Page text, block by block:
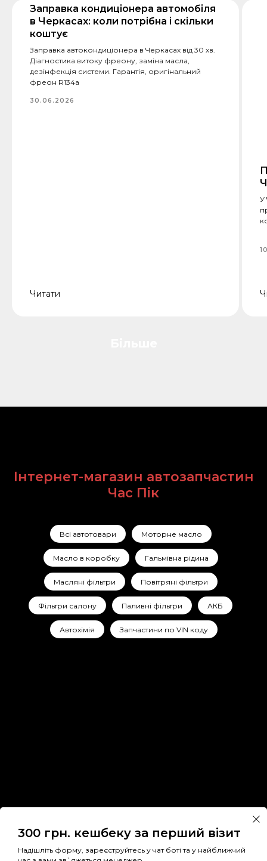
Заправка кондиціонера автомобіля
в Черкасах: коли потрібна і скільки
коштує
Заправка автокондиціонера в Черкасах від 30 хв.
Діагностика витоку фреону, заміна масла,
дезінфекція системи. Гарантія, оригінальний
фреон R134a
30.06.2026
Читати
У
Інтернет-магазин автозапчастин
Час Пік
Всі автотовари Моторне масло
Масло в коробку Гальмівна рідина
Масляні фільтри Повітряні фільтри
Фільтри салону Паливні фільтри АКБ
Автохімія Запчастини по VIN коду
300 грн. кешбеку за перший візит
Надішліть форму, зареєструйтесь у чат боті та у найближчий